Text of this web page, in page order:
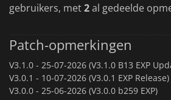
gebruikers, met2al gedeelde
Patch-opmerkingen
V3.1.0 - 25-07-2026 (V3.1.0 B13 EXP
V3.0.1 - 10-07-2026 (V3.0.1 EXP Release)
V3.0.0 - 25-06-2026 (V3.0.0 b259 EXP)